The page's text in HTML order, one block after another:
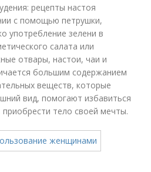
рецепты настоя
с помощью петрушки,
употребление зелени в
салата или
отвары, настои, чаи и
большим содержанием
веществ, которые
вид, помогают избавиться
тело своей мечты.